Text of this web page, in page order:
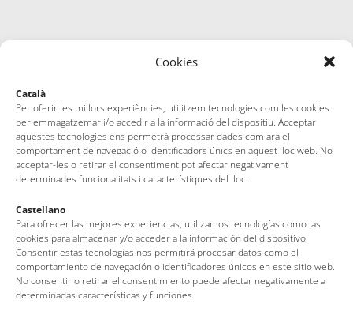
Cookies
Català
Per oferir les millors experiències, utilitzem tecnologies com les cookies
per emmagatzemar i/o accedir a la informació del dispositiu. Acceptar
aquestes tecnologies ens permetrà processar dades com ara el
comportament de navegació o identificadors únics en aquest lloc web. No
acceptar-les o retirar el consentiment pot afectar negativament
determinades funcionalitats i característiques del lloc.
Castellano
Para ofrecer las mejores experiencias, utilizamos tecnologías como las
cookies para almacenar y/o acceder a la información del dispositivo.
Consentir estas tecnologías nos permitirá procesar datos como el
comportamiento de navegación o identificadores únicos en este sitio web.
No consentir o retirar el consentimiento puede afectar negativamente a
determinadas características y funciones.
Contacte